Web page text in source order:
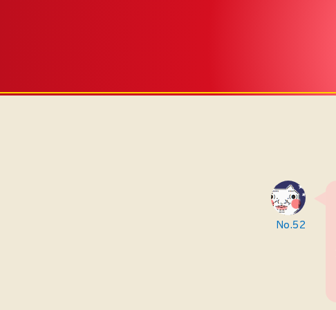
No.52